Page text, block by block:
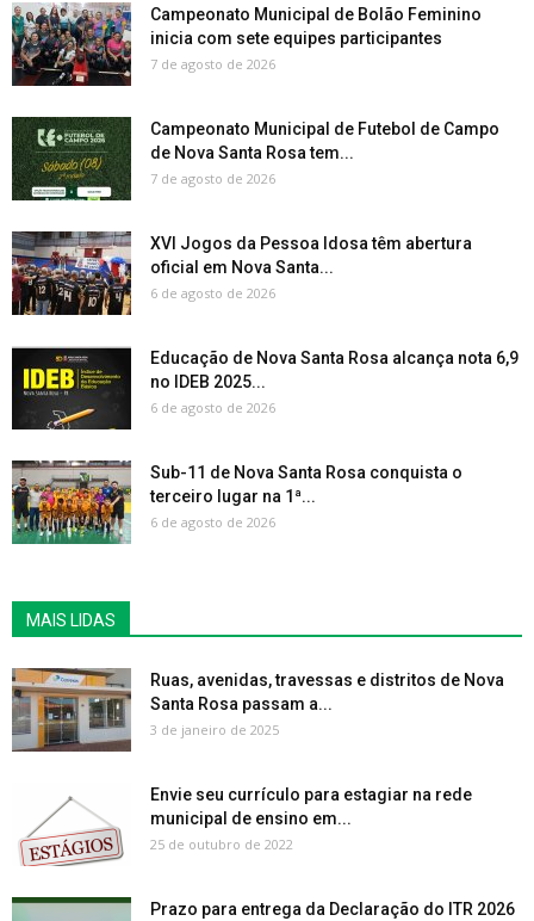
Campeonato Municipal de Bolão Feminino
inicia com sete equipes participantes
7 de agosto de 2026
Campeonato Municipal de Futebol de Campo
de Nova Santa Rosa tem...
7 de agosto de 2026
XVI Jogos da Pessoa Idosa têm abertura
oficial em Nova Santa...
6 de agosto de 2026
Educação de Nova Santa Rosa alcança nota 6,9
no IDEB 2025...
6 de agosto de 2026
Sub-11 de Nova Santa Rosa conquista o
terceiro lugar na 1ª...
6 de agosto de 2026
MAIS LIDAS
Ruas, avenidas, travessas e distritos de Nova
Santa Rosa passam a...
3 de janeiro de 2025
Envie seu currículo para estagiar na rede
municipal de ensino em...
25 de outubro de 2022
Prazo para entrega da Declaração do ITR 2026